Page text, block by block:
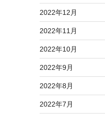
2022年12月
2022年11月
2022年10月
2022年9月
2022年8月
2022年7月